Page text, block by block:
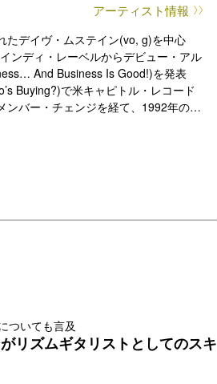
アーティスト情報
たデイヴ・ムステイン(vo, g)を中心
ンディ・レーベルからデビュー・アル
And Business Is Good!)を発表
Buying?)で米キャピトル・レコード
ンバー・チェンジを経て、1992年のア
ネイジア』も全米チャートで最高4
半にかけて黄金期を迎えました。キ
全米ではプラチナ・ディスクに輝い
ラチナムを獲得しています。
ステインを中心にバンドが再始動さ
でトップ10に入る大ヒットを記録。
オリジナル・メンバーでもあるベー
ン(vo, g)、デイヴィッド・エレフソ
最高11位を記録。続く2013年にリリ
全米最高6位をマークする大ヒットを
ついても言及
リズムギタリストとしてのスキ